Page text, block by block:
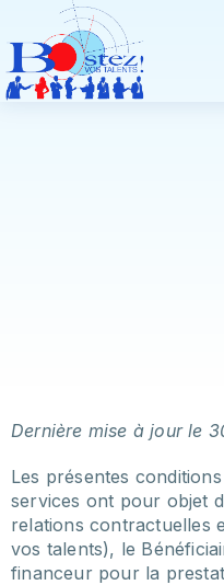
Dernière mise à jour le
Les présentes
services ont pour objet
relations contractuelles
vos talents), le
financeur pour la